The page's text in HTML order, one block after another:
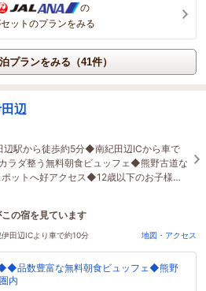
の
ットのプランをみる
プランをみる（41件）
辺
辺駅から徒歩約5分◆南紀田辺ICから車で
ラダ整う無料朝食ビュッフェ◆熊野古道な
ポットへ好アクセス◆12歳以下のお子様ま
料
の宿を見ています
に予約されました
田辺ICより車で約10分 地図・アクセス
品数豊富な無料朝食ビュッフェ◆熊野
内